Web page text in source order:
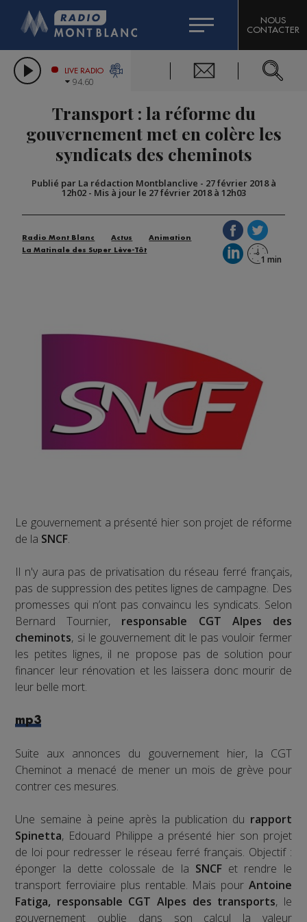
LES CHRONIQUES DE L'EXPERT
CITIZEN MACHINERY
GRAND MASSIF DOMAINES SKIABLES
BIGARD
COMPAGNIE DU MONT-BLANC
NOUS
CONTACTER
LIVE RADIO
94.60
Transport : la réforme du
gouvernement met en colère les
syndicats des cheminots
Publié par La rédaction Montblanclive - 27 février 2018 à
12h02- Mis à jour le 27 février 2018 à 12h03
Radio Mont Blanc Actus
Animation
La Matinale des Super Lève-Tôt
Le gouvernement a présenté hier son projet de réforme
de la SNCF.
Il n'y aura pas de privatisation du réseau ferré français,
pas de suppression des petites lignes de campagne. Des
promesses qui n’ont pas convaincu les syndicats. Selon
Bernard Tournier, responsable CGT Alpes des
cheminots, si le gouvernement dit le pas vouloir fermer
les petites lignes, il ne propose pas de solution pour
financer leur rénovation et les laissera donc mourir de
leur belle mort.
mp3
Suite aux annonces du gouvernement hier, la CGT
Cheminot a menacé de mener un mois de grève pour
contrer ces mesures.
Une semaine à peine après la publication du rapport
Spinetta, Edouard Philippe a présenté hier son projet
de loi pour redresser le réseau ferré français. Objectif :
éponger la dette colossale de la SNCFet rendre le
transport ferroviaire plus rentable. Mais pour Antoine
Fatiga, responsable CGT Alpes des transports, le
gouvernement oublie dans son calcul la valeur